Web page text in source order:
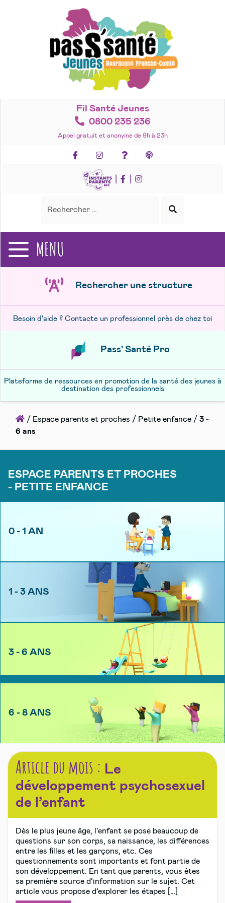
Fil Santé Jeunes
0800 235 236
Appel gratuit et anonyme de 9h à 23h
FacebookInstagramFoire aux questions
Lancer
recherche
MENU
Rechercher une structure
Besoin d'aide ? Contacte un professionnel près de chez toi
Pass' Santé Pro
Plateforme de ressources en promotion de la santé des jeunes à
destination des professionnels
Accueil
/ Espace parents et proches / Petite enfance / 3 -
6 ans
ESPACE PARENTS ET PROCHES
- PETITE ENFANCE
0 - 1 AN
1 - 3 ANS
3 - 6 ANS
6 - 8 ANS
Article du mois : Le
développement psychosexuel
de l’enfant
Dès le plus jeune âge, l’enfant se pose beaucoup de
questions sur son corps, sa naissance, les différences
entre les filles et les garçons, etc. Ces
questionnements sont importants et font partie de
son développement. En tant que parents, vous êtes
sa première source d’information sur le sujet. Cet
article vous propose d’explorer les étapes […]